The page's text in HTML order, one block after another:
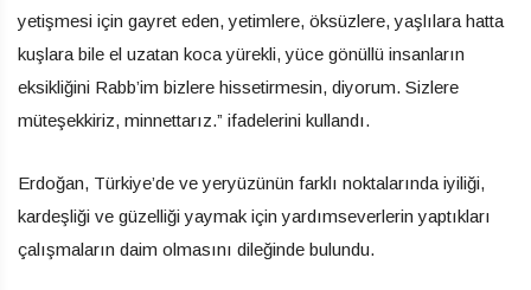
yetişmesi için gayret eden, yetimlere, öksüzlere, yaşlılara hatta
kuşlara bile el uzatan koca yürekli, yüce gönüllü insanların
eksikliğini Rabb’im bizlere hissetirmesin, diyorum. Sizlere
müteşekkiriz, minnettarız.” ifadelerini kullandı.
Erdoğan, Türkiye’de ve yeryüzünün farklı noktalarında iyiliği,
kardeşliği ve güzelliği yaymak için yardımseverlerin yaptıkları
çalışmaların daim olmasını dileğinde bulundu.